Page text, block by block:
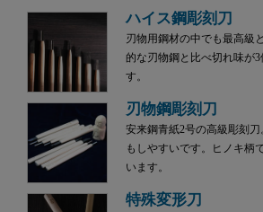
ハイス鋼彫刻刀
刃物用鋼材の中でも最高級
的な刃物鋼と比べ切れ味が
す。
刃物鋼彫刻刀
安来鋼青紙2号の高級彫刻
もしやすいです。ヒノキ柄
います。
特殊変形刀